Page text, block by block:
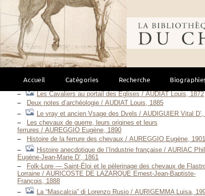
Bibliothèque
Accueil Catégories Recherche
Il museo storico della cavalleria / Associazione Amici del
Storico della Cavalleria, Septembre 2000
Des Statues Équestres sculptées aux Tympans de quelques
Églises romanes / AUBER Charles-Auguste, 1865
Un Régiment de cavalerie légère en 1793-1815 / AUBIER
Dominique-Achille, 1888
Un Régiment de cavalerie légère en 1793-1815 — 2
édition / AUBIER Louis-Dominique-Achille, 1891
Deauville passion cheval / AUBLET Yves, 2014
Les Cavaliers au portail des Églises / AUDIAT Louis, 1872
Deux notes d’archéologie / AUDIAT Louis, 1885
Le vray et ancien Vsage des Dvels / AUDIGUIER Vital D’,
Les chevaux de guerre, leurs origines et leurs
ferrures / AUREGGIO Eugène, 1890
Histoire de la ferrure des chevaux / AUREGGIO Eugène, 1901
Histoire anecdotique de l’Industrie française / AURIAC
Eugène-Jean-Marie D’, 1861
Folk-Lore — Saint-Éloi et le pèlerinage des chevaux de
Lorraine / AURICOSTE DE LAZARQUE Ernest-Jean-Baptiste-
François, 1888
La “Mascalcia” di Lorenzo Rusio / AURIGEMMA Luisa,